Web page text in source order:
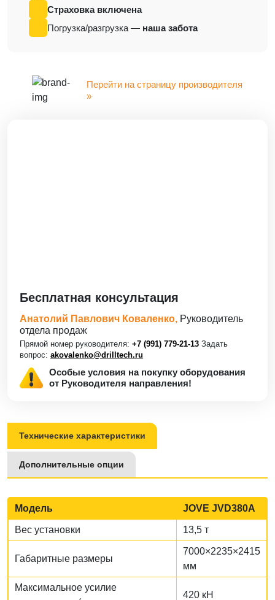
Страховка включена
Погрузка/разгрузка — наша забота
Перейти на страницу производителя
»
Бесплатная консультация
Анатолий Павлович Коваленко, Руководитель
отдела продаж
Прямой номер руководителя: +7 (991) 779-21-13 Задать
вопрос: akovalenko@drilltech.ru
Особые условия на покупку оборудования
от Руководителя направления!
Технические характеристики
Дополнительные опции
Модель JOVE JVD380A
Вес установки 13,5 т
Габаритные размеры
7000×2235×2415
мм
Максимальное усилие
420 кН